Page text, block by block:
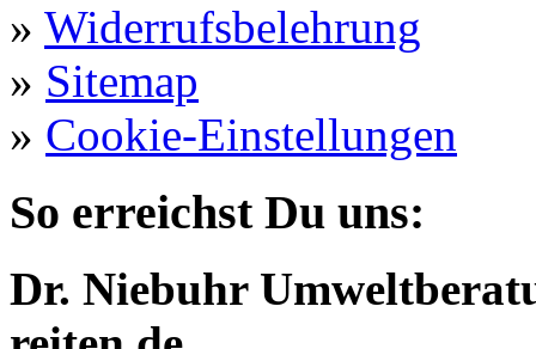
» Widerrufsbelehrung
» Sitemap
» Cookie-Einstellungen
So erreichst Du uns:
Dr. Niebuhr